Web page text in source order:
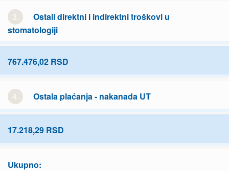
3.
Ostali direktni i indirektni troškovi u
stomatologiji
767.476,02 RSD
4. Ostala plaćanja - nakanada UT
17.218,29 RSD
Ukupno: